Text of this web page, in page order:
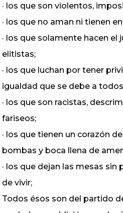
· los que son violentos,
· los que no aman ni tienen
· los que solamente hacen el
elitistas;
· los que luchan por tener
igualdad que se debe a
· los que son racistas,
fariseos;
· los que tienen un corazón
bombas y boca llena de
· los que dejan las mesas sin
de vivir;
Todos ésos son del partido